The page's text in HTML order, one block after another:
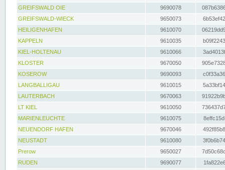
GREIFSWALD OIE
9690078
GREIFSWALD-WIECK
9650073
HEILIGENHAFEN
9610070
KAPPELN
9610035
KIEL-HOLTENAU
9610066
KLOSTER
9670050
KOSEROW
9690093
LANGBALLIGAU
9610015
LAUTERBACH
9670063
LT KIEL
9610050
MARIENLEUCHTE
9610075
NEUENDORF HAFEN
9670046
NEUSTADT
9610080
Prerow
9650027
RUDEN
9690077